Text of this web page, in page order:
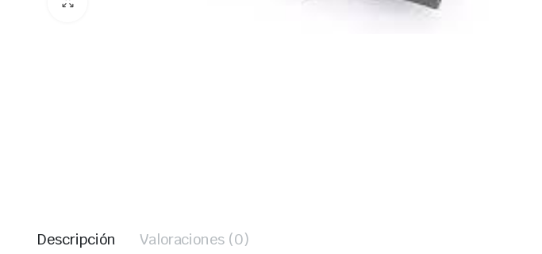
Descripción Valoraciones (0)